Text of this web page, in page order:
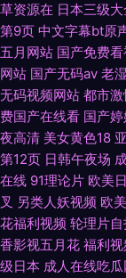
草资源在 日本三级大
第9页 中文字幕bt原
五月网站 国产免费
网站 国产无码av 老
无码视频网站 都市
费国产在线看 国产
夜高清 美女黄色18
第12页 日韩午夜场
在线 91理论片 欧美
叉 另类人妖视频 欧
花福利视频 轮理片
香影视五月花 福利
级日本 成人在线吃